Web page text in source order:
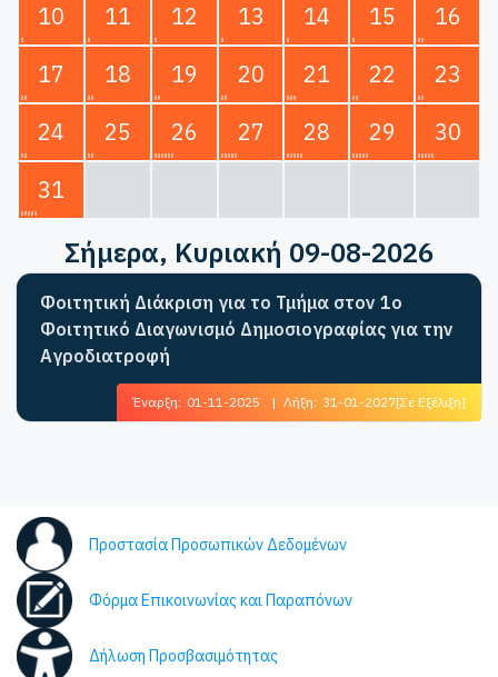
10
11 12 13 14 15
16
17
18 19 20 21 22
23
24
25 26 27 28 29
30
31
Σήμερα, Κυριακή 09-08-2026
Φοιτητική Διάκριση για το Τμήμα στον 1ο
Φοιτητικό Διαγωνισμό Δημοσιογραφίας για την
Αγροδιατροφή
Έναρξη: 01-11-2025 | Λήξη: 31-01-2027[Σε Εξέλιξη]
Προστασία Προσωπικών Δεδομένων
Φόρμα Επικοινωνίας και Παραπόνων
Δήλωση Προσβασιμότητας